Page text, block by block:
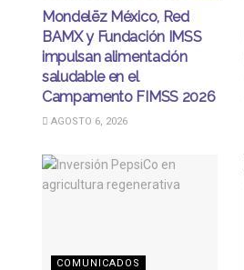
Mondelēz México, Red
BAMX y Fundación IMSS
impulsan alimentación
saludable en el
Campamento FIMSS 2026
AGOSTO 6, 2026
COMUNICADOS